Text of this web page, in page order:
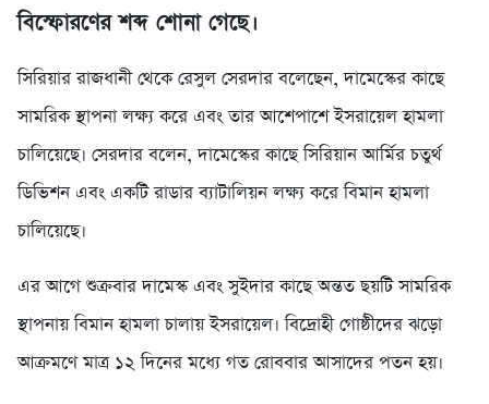
বিস্ফোরণের শব্দ শোনা গেছে।
সিরিয়ার রাজধানী থেকে রেসুল সেরদার বলেছেন, দামেস্কের কাছে
সামরিক স্থাপনা লক্ষ্য করে এবং তার আশেপাশে ইসরায়েল হামলা
চালিয়েছে। সেরদার বলেন, দামেস্কের কাছে সিরিয়ান আর্মির চতুর্থ
ডিভিশন এবং একটি রাডার ব্যাটালিয়ন লক্ষ্য করে বিমান হামলা
চালিয়েছে।
এর আগে শুক্রবার দামেস্ক এবং সুইদার কাছে অন্তত ছয়টি সামরিক
স্থাপনায় বিমান হামলা চালায় ইসরায়েল। বিদ্রোহী গোষ্ঠীদের ঝড়ো
আক্রমণে মাত্র ১২ দিনের মধ্যে গত রোববার আসাদের পতন হয়।